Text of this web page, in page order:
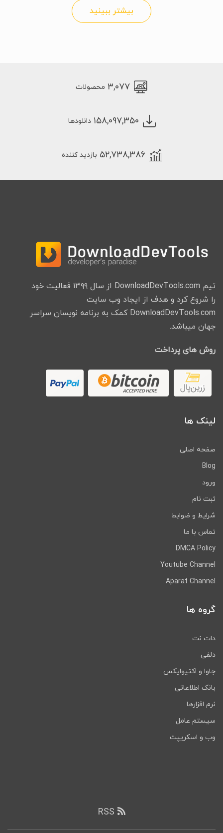
بیشتر ببینید
۳,۰۷۷ محصولات
۱۵۸,۰۹۷,۳۵۰ دانلودها
۵۲,۷۳۸,۳۸۶ بازدید کننده
تیم DownloadDevTools.com از سال ۱۳۹۹ فعالیت خود
را شروع کرد و هدف از ایجاد وب سایت
DownloadDevTools.com کمک به برنامه نویسان سراسر
جهان میباشد.
روش های پرداخت
لینک ها
صفحه اصلی
Blog
ورود
ثبت نام
شرایط و ضوابط
تماس با ما
DMCA Policy
Youtube Channel
Aparat Channel
گروه ها
دات نت
دلفی
جاوا و اکتیوایکس
بانک اطلاعاتی
نرم افزارها
سیستم عامل
وب و اسکریپت